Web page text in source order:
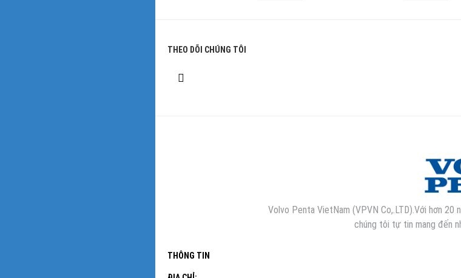
THEO DÕI CHÚNG TÔI
Volvo Penta VietNam (VPVN Co,.LTD).Với hơn 20
chúng tôi tự tin mang đến
THÔNG TIN